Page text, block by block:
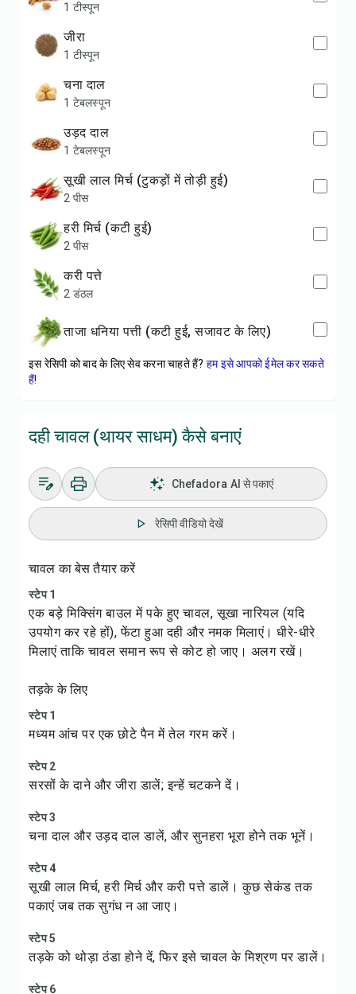
1 टीस्पून
जीरा
1 टीस्पून
चना दाल
1 टेबलस्पून
उड़द दाल
1 टेबलस्पून
सूखी लाल मिर्च (टुकड़ों में तोड़ी हुई)
2 पीस
हरी मिर्च (कटी हुई)
2 पीस
करी पत्ते
2 डंठल
ताजा धनिया पत्ती (कटी हुई, सजावट के लिए)
इस रेसिपी को बाद के लिए सेव करना चाहते हैं? हम इसे आपको ईमेल कर सकते
हैं!
दही चावल (थायर साधम) कैसे बनाएं
Chefadora AI से पकाएं
रेसिपी वीडियो देखें
चावल का बेस तैयार करें
स्टेप 1
एक बड़े मिक्सिंग बाउल में पके हुए चावल, सूखा नारियल (यदि
उपयोग कर रहे हों), फेंटा हुआ दही और नमक मिलाएं। धीरे-धीरे
मिलाएं ताकि चावल समान रूप से कोट हो जाए। अलग रखें।
तड़के के लिए
स्टेप 1
मध्यम आंच पर एक छोटे पैन में तेल गरम करें।
स्टेप 2
सरसों के दाने और जीरा डालें; इन्हें चटकने दें।
स्टेप 3
चना दाल और उड़द दाल डालें, और सुनहरा भूरा होने तक भूनें।
स्टेप 4
सूखी लाल मिर्च, हरी मिर्च और करी पत्ते डालें। कुछ सेकंड तक
पकाएं जब तक सुगंध न आ जाए।
स्टेप 5
तड़के को थोड़ा ठंडा होने दें, फिर इसे चावल के मिश्रण पर डालें।
स्टेप 6